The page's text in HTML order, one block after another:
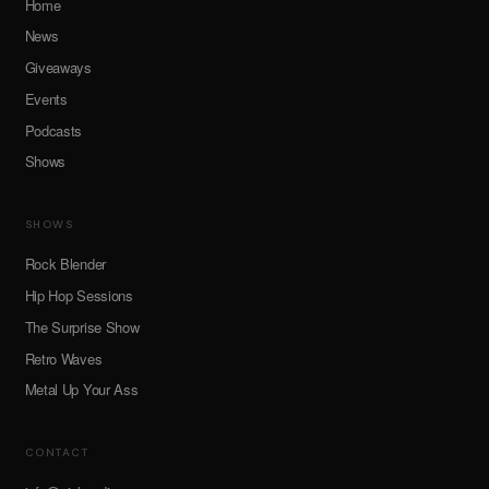
Home
News
Giveaways
Events
Podcasts
Shows
SHOWS
Rock Blender
Hip Hop Sessions
The Surprise Show
Retro Waves
Metal Up Your Ass
CONTACT